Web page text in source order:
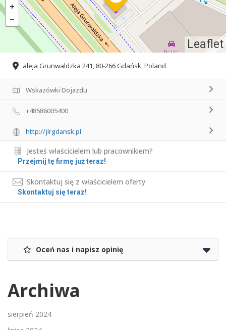
Leaflet
aleja Grunwaldzka 241, 80-266 Gdańsk, Poland
Wskazówki Dojazdu
+48586005400
http://jlrgdansk.pl
Jesteś właścicielem lub pracownikiem?
Przejmij tę firmę już teraz!
Skontaktuj się z właścicielem oferty
Skontaktuj się teraz!
Oceń nas i napisz opinię
Archiwa
sierpień 2024